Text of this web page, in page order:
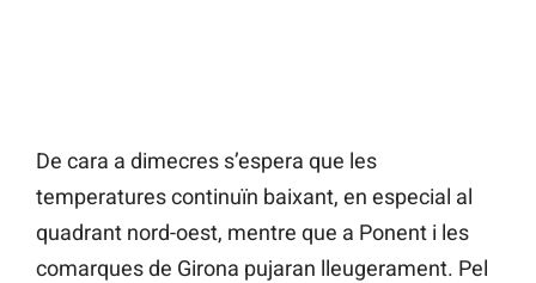
De cara a dimecres s’espera que les
temperatures continuïn baixant, en especial al
quadrant nord-oest, mentre que a Ponent i les
comarques de Girona pujaran lleugerament. Pel